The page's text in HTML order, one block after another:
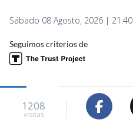
Sábado 08 Agosto, 2026 | 21:40
Seguimos criterios de
1208
visitas